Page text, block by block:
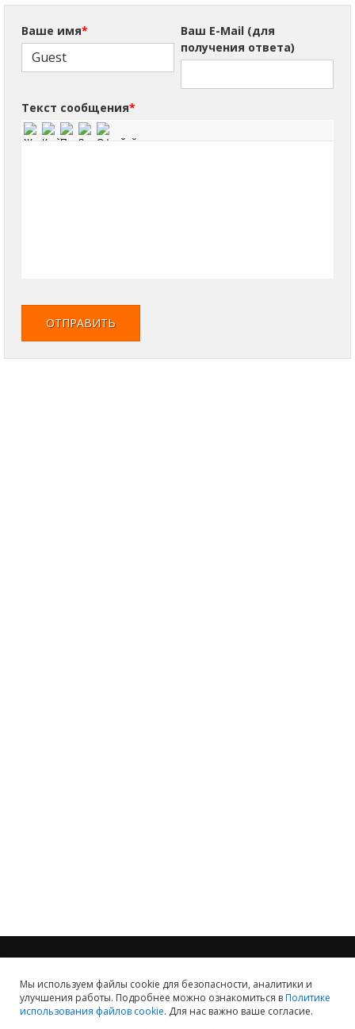
Ваше имя*
Ваш E-Mail (для
получения ответа)
Текст сообщения*
Мы используем файлы cookie для безопасности, аналитики и
улучшения работы. Подробнее можно ознакомиться вПолитике
использования файлов cookie. Для нас важно ваше согласие.
Мы хотим принести в Россию самые передовые облачные технологии и